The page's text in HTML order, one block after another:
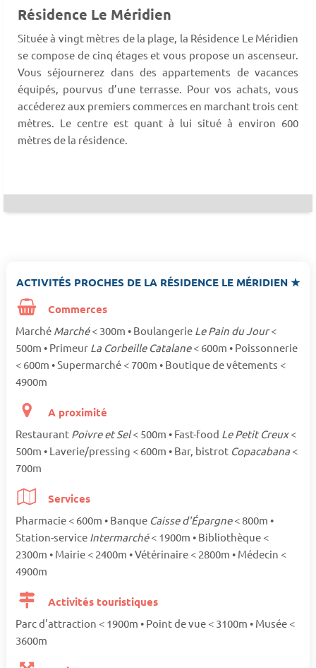
Résidence Le Méridien
Située à vingt mètres de la plage, la Résidence Le Méridien
se compose de cinq étages et vous propose un ascenseur.
Vous séjournerez dans des appartements de vacances
équipés, pourvus d’une terrasse. Pour vos achats, vous
accéderez aux premiers commerces en marchant trois cent
mètres. Le centre est quant à lui situé à environ 600
mètres de la résidence.
ACTIVITÉS PROCHES DE LA RÉSIDENCE LE MÉRIDIEN ★
Commerces
Marché Marché< 300m • Boulangerie Le Pain du Jour<
500m • Primeur La Corbeille Catalane< 600m • Poissonnerie
< 600m • Supermarché < 700m • Boutique de vêtements <
4900m
A proximité
Restaurant Poivre et Sel< 500m • Fast-food Le Petit Creux<
500m • Laverie/pressing < 600m • Bar, bistrot Copacabana <
700m
Services
Pharmacie < 600m • Banque Caisse d'Épargne< 800m •
Station-service Intermarché< 1900m • Bibliothèque <
2300m • Mairie < 2400m • Vétérinaire < 2800m • Médecin <
4900m
Activités touristiques
Parc d'attraction < 1900m • Point de vue < 3100m • Musée <
3600m